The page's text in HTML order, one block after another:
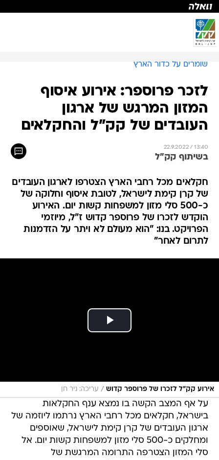
שומרים על כדור הארץ
לזכר פרוספר: אירוע איסוף
המזון המרגש של ארגון
העובדים של קק"ל והחקלאים
22.9.2022 / 13:40
בשיתוף קק"ל
חקלאים מכל רחבי הארץ הצטרפו לארגון העובדים
של קרן קימת לישראל, לטובת איסוף וחלוקה של
כ-500 סלי מזון למשפחות קשות יום. האירוע
הוקדש לזכרו של פרוספר קדוש ז"ל, מיוזמי
הפרויקט. בנו: "הוא מעולם לא ויתר על הזדמנות
לתרום לאחר"
אירוע קק"ל לזכרו של פרוספר קדוש / עריכה: ניר חן
על אף המצב הקשה בו נמצא ענף החקלאות
בישראל, חקלאים מכל רחבי הארץ נרתמו ליוזמה של
ארגון העובדים של קרן קימת לישראל, שאוספים
ומחלקים כ-500 סלי מזון למשפחות קשות יום. אל
סלי המזון הצטרפה התרומה המרגשת של